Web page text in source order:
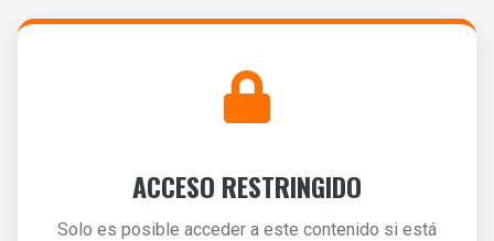
ACCESO RESTRINGIDO
Solo es posible acceder a este contenido si está